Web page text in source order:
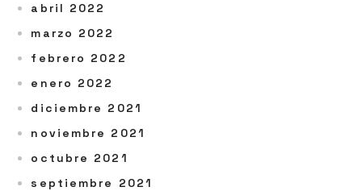
abril 2022
marzo 2022
febrero 2022
enero 2022
diciembre 2021
noviembre 2021
octubre 2021
septiembre 2021